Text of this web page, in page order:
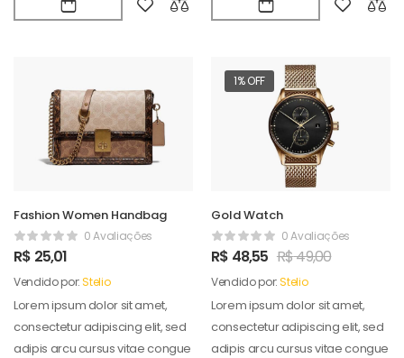
Fashion Women Handbag
0 Avaliações
R$ 25,01
Vendido por:Stelio
Lorem ipsum dolor sit amet,
consectetur adipiscing elit, sed
adipis arcu cursus vitae congue
1% OFF
Gold Watch
0 Avaliações
R$ 48,55 R$49,00
Vendido por:Stelio
Lorem ipsum dolor sit amet,
consectetur adipiscing elit, sed
adipis arcu cursus vitae congue